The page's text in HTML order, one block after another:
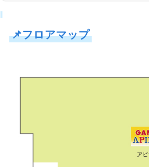
📌フロアマップ